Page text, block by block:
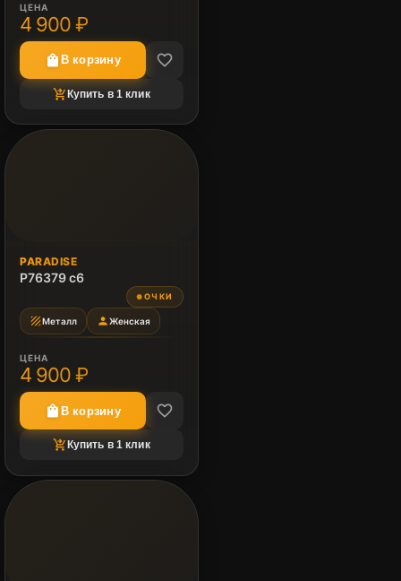
ЦЕНА
4 900 ₽
shopping_bag В корзину favorite_border
shopping_cart_checkoutКупить в 1 клик
PARADISE
P76379 c6
● ОЧКИ
textureМеталл personЖенская
ЦЕНА
4 900 ₽
shopping_bag В корзину favorite_border
shopping_cart_checkout Купить в 1 клик